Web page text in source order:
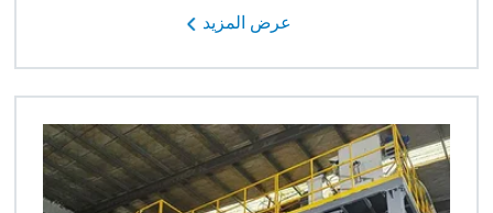
عرض المزيد